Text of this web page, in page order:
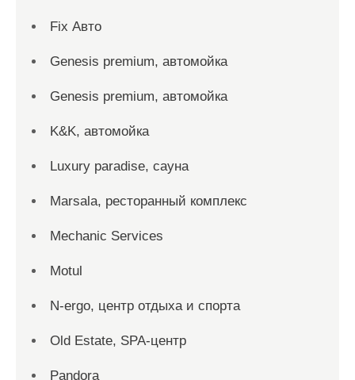
Fix Авто
Genesis premium, автомойка
Genesis premium, автомойка
K&K, автомойка
Luxury paradise, сауна
Marsala, ресторанный комплекс
Mechanic Services
Motul
N-ergo, центр отдыха и спорта
Old Estate, SPA-центр
Pandora